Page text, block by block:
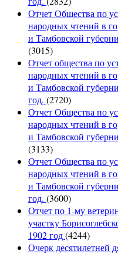
Отчет Общества по
народных чтений в
и Тамбовской
(3015)
Отчет общества по
народных чтений в
и Тамбовской
год. (2720)
Отчет Общества по
народных чтений в
и Тамбовской
(3133)
Отчет Общества по
народных чтений в
и Тамбовской
год. (3600)
Отчет по 1-му
участку
1902 год(4244)
Очерк десятилетней